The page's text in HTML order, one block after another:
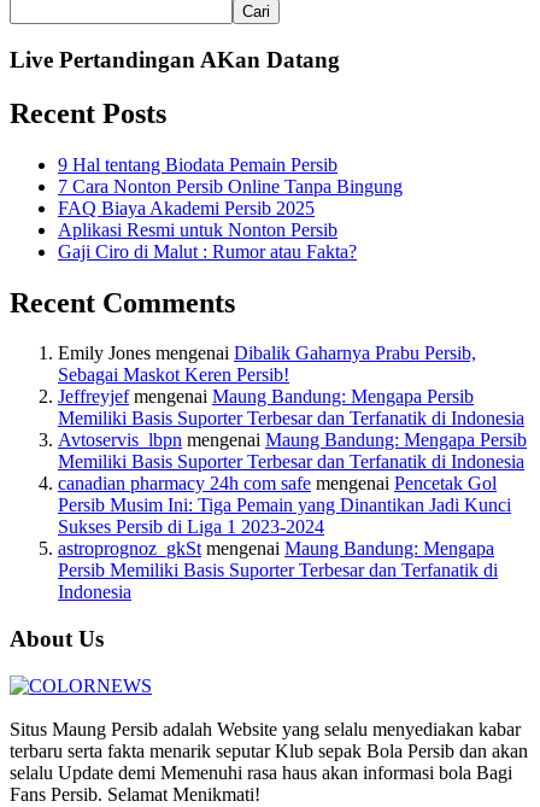
Cari
Live Pertandingan AKan Datang
Recent Posts
9 Hal tentang Biodata Pemain Persib
7 Cara Nonton Persib Online Tanpa Bingung
FAQ Biaya Akademi Persib 2025
Aplikasi Resmi untuk Nonton Persib
Gaji Ciro di Malut : Rumor atau Fakta?
Recent Comments
Emily Jones mengenai Dibalik Gaharnya Prabu Persib,
Sebagai Maskot Keren Persib!
Jeffreyjefmengenai Maung Bandung: Mengapa Persib
Memiliki Basis Suporter Terbesar dan Terfanatik di Indonesia
Avtoservis_lbpn mengenai Maung Bandung: Mengapa Persib
Memiliki Basis Suporter Terbesar dan Terfanatik di Indonesia
canadian pharmacy 24h com safe mengenai Pencetak Gol
Persib Musim Ini: Tiga Pemain yang Dinantikan Jadi Kunci
Sukses Persib di Liga 1 2023-2024
astroprognoz_gkStmengenai Maung Bandung: Mengapa
Persib Memiliki Basis Suporter Terbesar dan Terfanatik di
Indonesia
About Us
Situs Maung Persib adalah Website yang selalu menyediakan kabar
terbaru serta fakta menarik seputar Klub sepak Bola Persib dan akan
selalu Update demi Memenuhi rasa haus akan informasi bola Bagi
Fans Persib. Selamat Menikmati!